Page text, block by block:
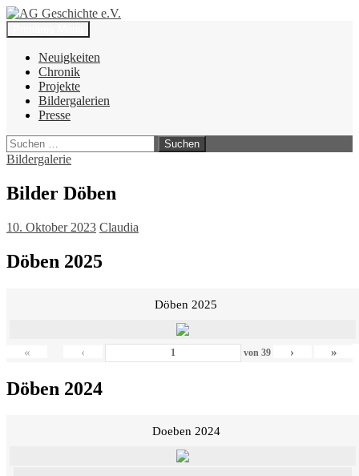
Zum
Inhalt
springen
AG Geschichte e.V.
Suchen
Neuigkeiten
Chronik
Projekte
Bildergalerien
Presse
Suchen
nach:
Bildergalerie
Bilder Döben
10. Oktober 2023 Claudia
Döben 2025
Döben 2025
« ‹ von 39 › »
Döben 2024
Doeben 2024